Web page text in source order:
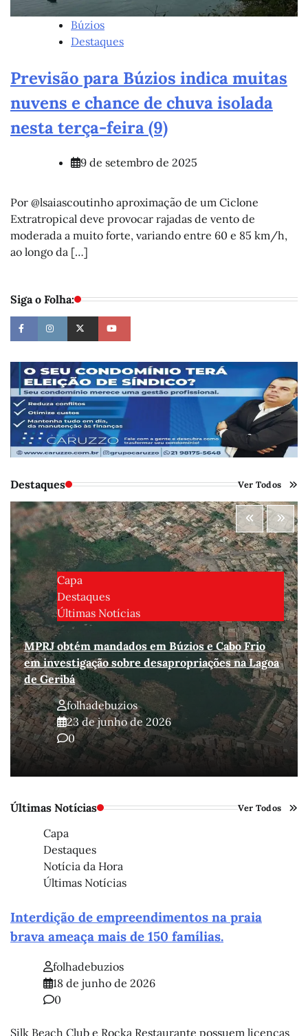
Búzios
Destaques
Previsão para Búzios indica muitas
nuvens e chance de chuva isolada
nesta terça-feira (9)
9 de setembro de 2025
Por @lsaiascoutinho aproximação de um Ciclone
Extratropical deve provocar rajadas de vento de
moderada a muito forte, variando entre 60 e 85 km/h,
ao longo da […]
Siga o Folha:
Destaques Ver Todos
Capa
Destaques
Últimas Notícias
MPRJ obtém mandados em Búzios e Cabo Frio
em investigação sobre desapropriações na Lagoa
de Geribá
folhadebuzios
23 de junho de 2026
0
Últimas Notícias Ver Todos
Capa
Destaques
Notícia da Hora
Últimas Notícias
Interdição de empreendimentos na praia
brava ameaça mais de 150 famílias.
folhadebuzios
18 de junho de 2026
0
Silk Beach Club e Rocka Restaurante possuem licenças